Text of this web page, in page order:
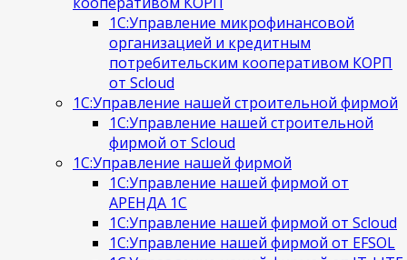
1С:Управление микрофинансовой
организацией и кредитным
потребительским кооперативом КОРП
от Scloud
1С:Управление нашей строительной фирмой
1С:Управление нашей строительной
фирмой от Scloud
1С:Управление нашей фирмой
1С:Управление нашей фирмой от
АРЕНДА 1С
1С:Управление нашей фирмой от Scloud
1С:Управление нашей фирмой от EFSOL